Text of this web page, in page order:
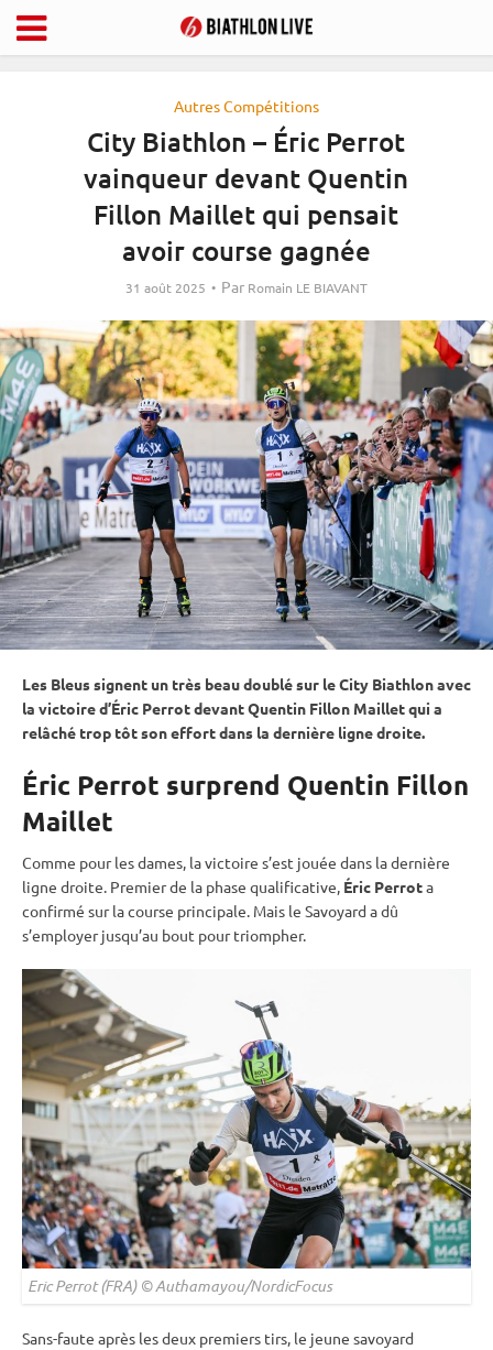
Autres Compétitions
City Biathlon – Éric Perrot
vainqueur devant Quentin
Fillon Maillet qui pensait
avoir course gagnée
31 août 2025 Par Romain LE BIAVANT
Les Bleus signent un très beau doublé sur le City Biathlon avec
la victoire d’Éric Perrot devant Quentin Fillon Maillet qui a
relâché trop tôt son effort dans la dernière ligne droite.
Éric Perrot surprend Quentin Fillon
Maillet
Comme pour les dames, la victoire s’est jouée dans la dernière
ligne droite. Premier de la phase qualificative, Éric Perrota
confirmé sur la course principale. Mais le Savoyard a dû
s’employer jusqu’au bout pour triompher.
Eric Perrot (FRA) © Authamayou/NordicFocus
Sans-faute après les deux premiers tirs, le jeune savoyard